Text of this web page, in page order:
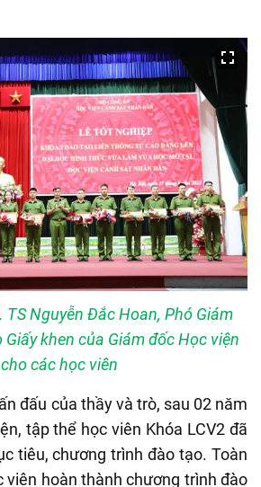
TS Nguyễn Đắc Hoan, Phó Giám
khen của Giám đốc Học viện
cho các học viên
đấu của thầy và trò, sau 02 năm
tập thể học viên Khóa LCV2 đã
tiêu, chương trình đào tạo. Toàn
viên hoàn thành chương trình đào